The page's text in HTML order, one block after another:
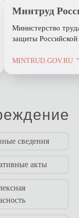
Минтруд
Министерство
защиты
MINTRUD.GOV.RU
сведения
акты